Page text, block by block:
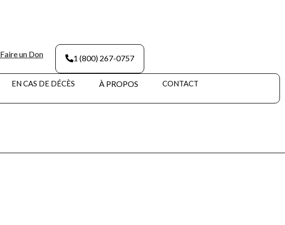
Faire un Don 1 (800) 267-0757
EN CAS DE DÉCÈS À PROPOS CONTACT